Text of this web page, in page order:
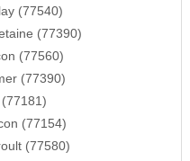
(77540)
(77390)
(77560)
(77390)
(77154)
(77580)